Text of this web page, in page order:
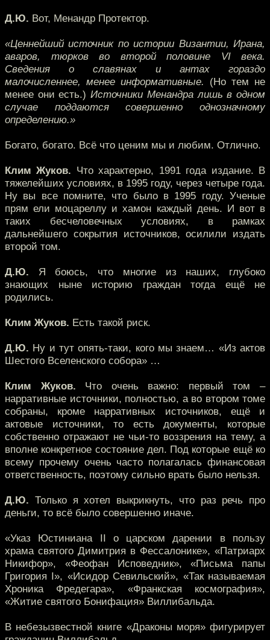
Д.Ю. Вот, Менандр Протектор.
«Ценнейший источник по истории Византии, Ирана,
аваров, тюрков во второй половине VI века.
Сведения о славянах и антах гораздо
малочисленнее, менее информативные. (Но тем не
менее они есть.)Источники Менандра лишь в одном
случае поддаются совершенно однозначному
определению.»
Богато, богато. Всё что ценим мы и любим. Отлично.
Клим Жуков. Что характерно, 1991 года издание. В
тяжелейших условиях, в 1995 году, через четыре года.
Ну вы все помните, что было в 1995 году. Ученые
прям ели моцареллу и хамон каждый день. И вот в
таких бесчеловечных условиях, в рамках
дальнейшего сокрытия источников, осилили издать
второй том.
Д.Ю. Я боюсь, что многие из наших, глубоко
знающих ныне историю граждан тогда ещё не
родились.
Клим Жуков. Есть такой риск.
Д.Ю. Ну и тут опять-таки, кого мы знаем… «Из актов
Шестого Вселенского собора» …
Клим Жуков. Что очень важно: первый том –
нарративные источники, полностью, а во втором томе
собраны, кроме нарративных источников, ещё и
актовые источники, то есть документы, которые
собственно отражают не чьи-то воззрения на тему, а
вполне конкретное состояние дел. Под которые ещё ко
всему прочему очень часто полагалась финансовая
ответственность, поэтому сильно врать было нельзя.
Д.Ю. Только я хотел выкрикнуть, что раз речь про
деньги, то всё было совершенно иначе.
«Указ Юстиниана II о царском дарении в пользу
храма святого Димитрия в Фессалонике», «Патриарх
Никифор», «Феофан Исповедник», «Письма папы
Григория I», «Исидор Севильский», «Так называемая
Хроника Фредегара», «Франкская космография»,
«Житие святого Бонифация» Виллибальда.
В небезызвестной книге «Драконы моря» фигурирует